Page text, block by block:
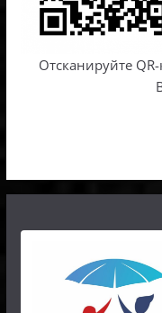
Отсканируйте